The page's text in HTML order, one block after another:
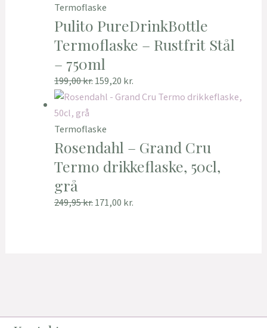
Termoflaske
Pulito PureDrinkBottle
Termoflaske – Rustfrit Stål
– 750ml
199,00kr.159,20 kr.
Termoflaske
Rosendahl – Grand Cru
Termo drikkeflaske, 50cl,
grå
249,95kr.171,00 kr.